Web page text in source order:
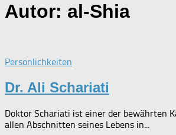
Autor: al-Shia
Persönlichkeiten
Dr. Ali Schariati
Doktor Schariati ist einer der bewährten
allen Abschnitten seines Lebens in...